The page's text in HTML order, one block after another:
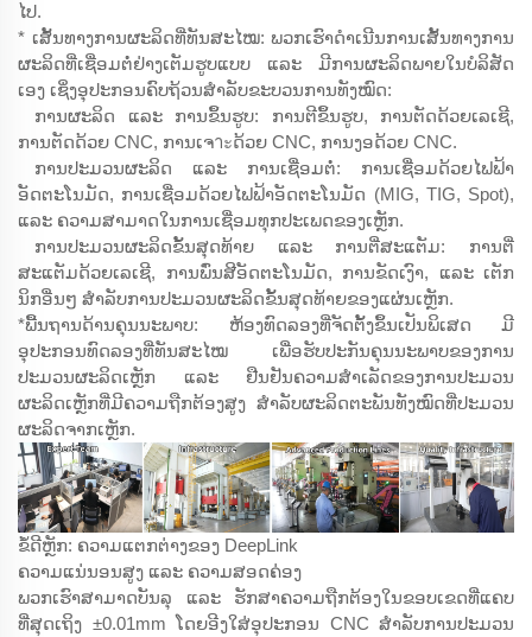
ໄປ.
* ເສັ້ນທາງການຜະລິດທີ່ທັນສະໄໝ: ພວກເຮົາດຳເນີນການເສັ້ນທາງການ
ຜະລິດທີ່ເຊື່ອມຕໍ່ຢ່າງເຕັມຮູບແບບ ແລະ ມີການຜະລິດພາຍໃນບໍລິສັດ
ເອງ ເຊິ່ງອຸປະກອນຄົບຖ້ວນສຳລັບຂະບວນການທັງໝົດ:
ການຜະລິດ ແລະ ການຂຶ້ນຮູບ: ການຕີຂຶ້ນຮູບ, ການຕັດດ້ວຍເລເຊີ,
ການຕັດດ້ວຍ CNC, ການເຈาะດ້ວຍ CNC, ການງອດ້ວຍ CNC.
ການປະມວນຜະລິດ ແລະ ການເຊື່ອມຕໍ່: ການເຊື່ອມດ້ວຍໄຟຟ້າ
ອັດຕະໂນມັດ, ການເຊື່ອມດ້ວຍໄຟຟ້າອັດຕະໂນມັດ (MIG, TIG, Spot),
ແລະ ຄວາມສາມາດໃນການເຊື່ອມທຸກປະເພດຂອງເຫຼັກ.
ການປະມວນຜະລິດຂັ້ນສຸດທ້າຍ ແລະ ການຕີ່ສະແຕັມ: ການຕີ່
ສະແຕັມດ້ວຍເລເຊີ, ການພົ່ນສີອັດຕະໂນມັດ, ການຂັດເງົາ, ແລະ ເຕັກ
ນິກອື່ນໆ ສຳລັບການປະມວນຜະລິດຂັ້ນສຸດທ້າຍຂອງແຜ່ນເຫຼັກ.
*ພື້ນຖານດ້ານຄຸນນະພາບ: ຫ້ອງທົດລອງທີ່ຈັດຕັ້ງຂຶ້ນເປັນພິເສດ ມີ
ອຸປະກອນທົດລອງທີ່ທັນສະໄໝ ເພື່ອຮັບປະກັນຄຸນນະພາບຂອງການ
ປະມວນຜະລິດເຫຼັກ ແລະ ຢືນຢັນຄວາມສຳເລັດຂອງການປະມວນ
ຜະລິດເຫຼັກທີ່ມີຄວາມຖືກຕ້ອງສູງ ສຳລັບຜະລິດຕະພັນທັງໝົດທີ່ປະມວນ
ຜະລິດຈາກເຫຼັກ.
ຂໍ້ດີຫຼັກ: ຄວາມແຕກຕ່າງຂອງ DeepLink
ຄວາມແນ່ນອນສູງ ແລະ ຄວາມສອດຄ່ອງ
ພວກເຮົາສາມາດບັນລຸ ແລະ ຮັກສາຄວາມຖືກຕ້ອງໃນຂອບເຂດທີ່ແຄບ
ທີ່ສຸດເຖິງ ±0.01mm ໂດຍອີງໃສ່ອຸປະກອນ CNC ສຳລັບການປະມວນ